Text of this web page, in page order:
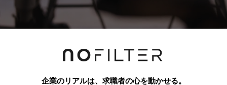
企業のリアルは、求職者の心を動かせる。